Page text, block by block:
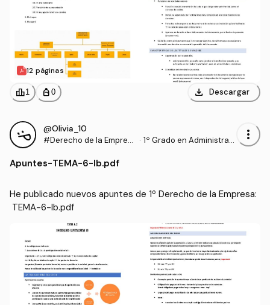
12 páginas
leaderboard1 personal_bag 0 download Descargar
@Olivia_10
#Derecho de la Empres
· 1º Grado en Administraci
more_vert
Apuntes-TEMA-6-Ib.pdf
He publicado nuevos apuntes de 1º Derecho de la Empresa:
TEMA-6-Ib.pdf